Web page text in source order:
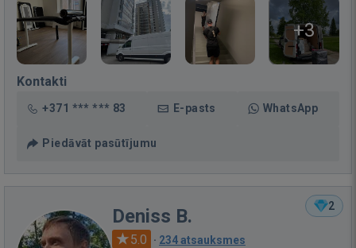
+3
Kontakti
+371 *** *** 83 E-pasts WhatsApp
Piedāvāt pasūtījumu
2
Deniss B.
5.0 · 234 atsauksmes